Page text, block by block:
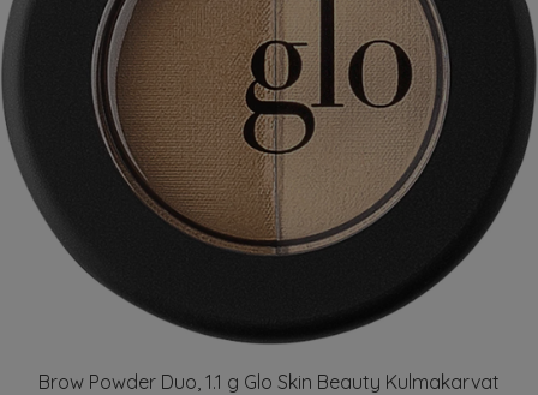
Brow Powder Duo, 1.1 g Glo Skin Beauty Kulmakarvat